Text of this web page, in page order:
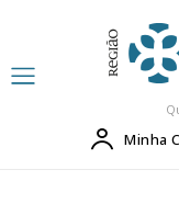
Minha